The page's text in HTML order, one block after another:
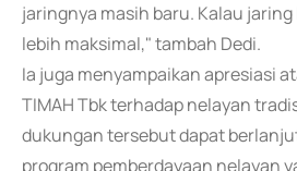
jaringnya masih baru. Kalau
lebih maksimal," tambah Dedi.
Ia juga menyampaikan apresiasi
TIMAH Tbk terhadap nelayan
dukungan tersebut dapat
program pemberdayaan nelayan